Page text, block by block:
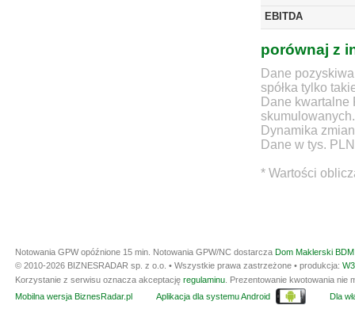
EBITDA
porównaj z
Dane
spółka tylko
Dane
skumulowanych.
Dynamika
Dane w tys. PLN
* Wartości
Notowania GPW opóźnione 15 min. Notowania GPW/NC dostarcza Dom Maklerski
© 2010-2026 BIZNESRADAR sp. z o.o. • Wszystkie prawa zastrzeżone • produkcja:
Korzystanie z serwisu oznacza akceptację regulaminu . Prezentowanie kwotowania
Mobilna wersja BiznesRadar.pl
Aplikacja dla systemu Android Dla